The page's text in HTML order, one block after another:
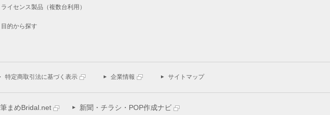
ライセンス製品（複数台利用）
目的から探す
特定商取引法に基づく表示 企業情報 サイトマップ
筆まめBridal.net 新聞・チラシ・POP作成ナビ